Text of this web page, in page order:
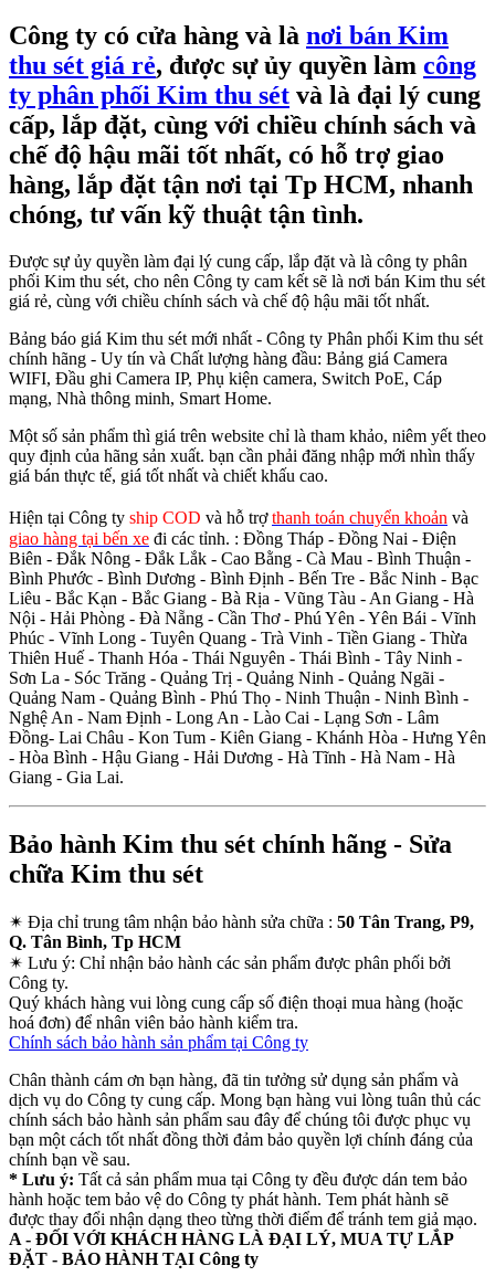
Công ty có cửa hàng và là nơi bán Kim
thu sét giá rẻ, được sự ủy quyền làm công
ty phân phối Kim thu sét và là đại lý cung
cấp, lắp đặt, cùng với chiều chính sách và
chế độ hậu mãi tốt nhất, có hỗ trợ giao
hàng, lắp đặt tận nơi tại Tp HCM, nhanh
chóng, tư vấn kỹ thuật tận tình.
Được sự ủy quyền làm đại lý cung cấp, lắp đặt và là công ty phân
phối Kim thu sét, cho nên Công ty cam kết sẽ là nơi bán Kim thu sét
giá rẻ, cùng với chiều chính sách và chế độ hậu mãi tốt nhất.
Bảng báo giá Kim thu sét mới nhất - Công ty Phân phối Kim thu sét
chính hãng - Uy tín và Chất lượng hàng đầu: Bảng giá Camera
WIFI, Đầu ghi Camera IP, Phụ kiện camera, Switch PoE, Cáp
mạng, Nhà thông minh, Smart Home.
Một số sản phẩm thì giá trên website chỉ là tham khảo, niêm yết theo
quy định của hãng sản xuất. bạn cần phải đăng nhập mới nhìn thấy
giá bán thực tế, giá tốt nhất và chiết khấu cao.
Hiện tại Công ty ship COD và hỗ trợthanh toán chuyển khoản và
giao hàng tại bến xe đi các tỉnh. : Đồng Tháp - Đồng Nai - Điện
Biên - Đắk Nông - Đắk Lắk - Cao Bằng - Cà Mau - Bình Thuận -
Bình Phước - Bình Dương - Bình Định - Bến Tre - Bắc Ninh - Bạc
Liêu - Bắc Kạn - Bắc Giang - Bà Rịa - Vũng Tàu - An Giang - Hà
Nội - Hải Phòng - Đà Nẵng - Cần Thơ - Phú Yên - Yên Bái - Vĩnh
Phúc - Vĩnh Long - Tuyên Quang - Trà Vinh - Tiền Giang - Thừa
Thiên Huế - Thanh Hóa - Thái Nguyên - Thái Bình - Tây Ninh -
Sơn La - Sóc Trăng - Quảng Trị - Quảng Ninh - Quảng Ngãi -
Quảng Nam - Quảng Bình - Phú Thọ - Ninh Thuận - Ninh Bình -
Nghệ An - Nam Định - Long An - Lào Cai - Lạng Sơn - Lâm
Đồng- Lai Châu - Kon Tum - Kiên Giang - Khánh Hòa - Hưng Yên
- Hòa Bình - Hậu Giang - Hải Dương - Hà Tĩnh - Hà Nam - Hà
Giang - Gia Lai.
Bảo hành Kim thu sét chính hãng - Sửa
chữa Kim thu sét
✴ Địa chỉ trung tâm nhận bảo hành sửa chữa : 50 Tân Trang, P9,
Q. Tân Bình, Tp HCM
✴ Lưu ý: Chỉ nhận bảo hành các sản phẩm được phân phối bởi
Công ty.
Quý khách hàng vui lòng cung cấp số điện thoại mua hàng (hoặc
hoá đơn) để nhân viên bảo hành kiểm tra.
Chính sách bảo hành sản phẩm tại Công ty
Chân thành cám ơn bạn hàng, đã tin tưởng sử dụng sản phẩm và
dịch vụ do Công ty cung cấp. Mong bạn hàng vui lòng tuân thủ các
chính sách bảo hành sản phẩm sau đây để chúng tôi được phục vụ
bạn một cách tốt nhất đồng thời đảm bảo quyền lợi chính đáng của
chính bạn về sau.
* Lưu ý: Tất cả sản phẩm mua tại Công ty đều được dán tem bảo
hành hoặc tem bảo vệ do Công ty phát hành. Tem phát hành sẽ
được thay đổi nhận dạng theo từng thời điểm để tránh tem giả mạo.
A - ĐỐI VỚI KHÁCH HÀNG LÀ ĐẠI LÝ, MUA TỰ LẮP
ĐẶT - BẢO HÀNH TẠI Công ty